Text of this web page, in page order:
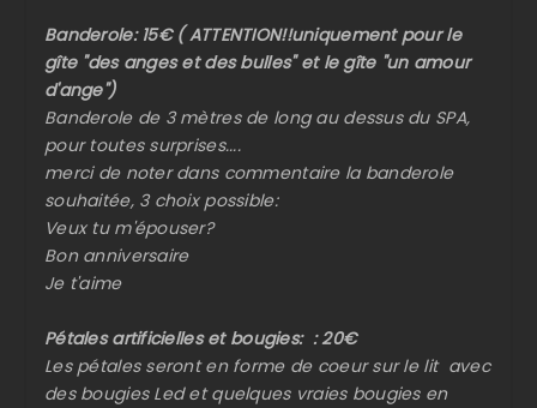
Banderole: 15€ ( ATTENTION!!uniquement pour le
gîte "des anges et des bulles" et le gîte "un amour
d'ange")
Banderole de 3 mètres de long au dessus du SPA,
pour toutes surprises....
merci de noter dans commentaire la banderole
souhaitée, 3 choix possible:
Veux tu m'épouser?
Bon anniversaire
Je t'aime
Pétales artificielles et bougies: : 20€
Les pétales seront en forme de coeur sur le lit avec
des bougies Led et quelques vraies bougies en